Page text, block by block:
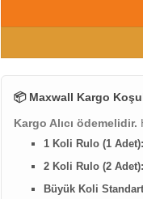
📦 Maxwall Kargo
Kargo Alıcı ödemelidir.
1 Koli Rulo (1 Adet):
2 Koli Rulo (2 Adet):
Büyük Koli